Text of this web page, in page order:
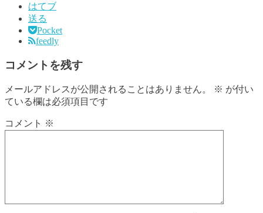
はてブ
送る
Pocket
feedly
コメントを残す
メールアドレスが公開されることはありません。 ※ が付い
ている欄は必須項目です
コメント ※